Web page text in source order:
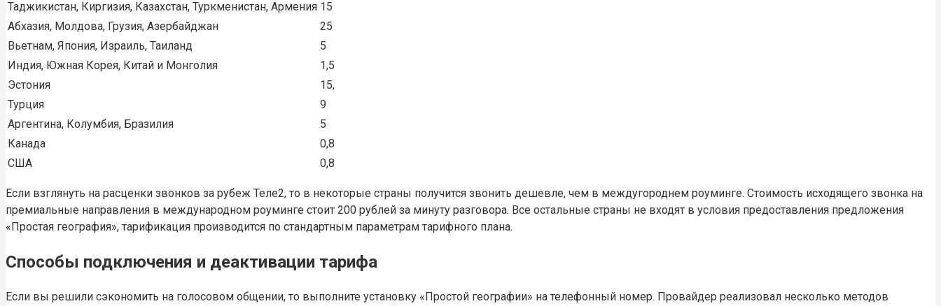
Таджикистан, Киргизия, Казахстан, Туркменистан, Армения 15
Абхазия, Молдова, Грузия, Азербайджан
25
Вьетнам, Япония, Израиль, Таиланд
5
Индия, Южная Корея, Китай и Монголия
1,5
Эстония
15,
Турция
9
Аргентина, Колумбия, Бразилия
5
Канада
0,8
США
0,8
Если взглянуть на расценки звонков за рубеж Теле2, то в некоторые страны получится звонить дешевле, чем в междугороднем роуминге. Стоимость исходящего звонка на
премиальные направления в международном роуминге стоит 200 рублей за минуту разговора. Все остальные страны не входят в условия предоставления предложения
«Простая география», тарификация производится по стандартным параметрам тарифного плана.
Способы подключения и деактивации тарифа
Если вы решили сэкономить на голосовом общении, то выполните установку «Простой географии» на телефонный номер. Провайдер реализовал несколько методов